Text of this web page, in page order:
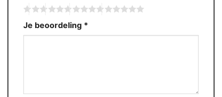
Je beoordeling *